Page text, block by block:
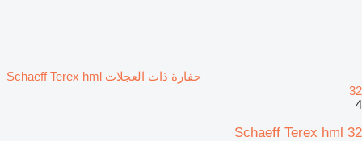
حفارة ذات العجلات Schaeff Terex hml
32
4
Schaeff Terex hml 32